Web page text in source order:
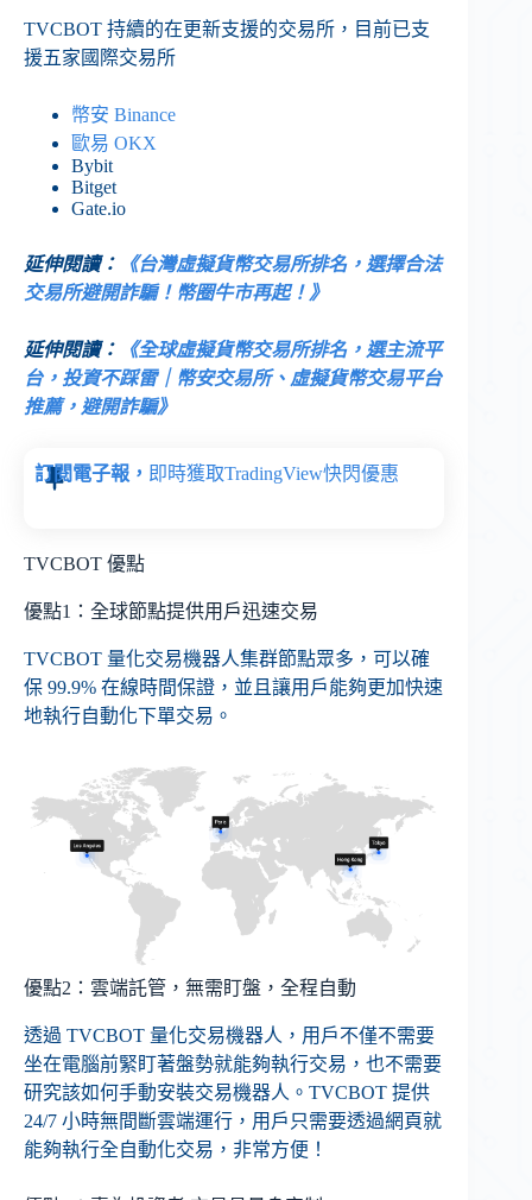
TVCBOT 持續的在更新支援的交易所，目前已支
援五家國際交易所
幣安 Binance
歐易 OKX
Bybit
Bitget
Gate.io
延伸閱讀：
《台灣虛擬貨幣交易所排名，選擇合法
交易所避開詐騙！幣圈牛市再起！》
延伸閱讀：
《全球虛擬貨幣交易所排名，選主流平
台，投資不踩雷｜幣安交易所、虛擬貨幣交易平台
推薦，避開詐騙》
訂閱電子報， 即時獲取TradingView快閃優惠
TVCBOT 優點
優點1：全球節點提供用戶迅速交易
TVCBOT 量化交易機器人集群節點眾多，可以確
保 99.9% 在線時間保證，並且讓用戶能夠更加快速
地執行自動化下單交易。
優點2：雲端託管，無需盯盤，全程自動
透過 TVCBOT 量化交易機器人，用戶不僅不需要
坐在電腦前緊盯著盤勢就能夠執行交易，也不需要
研究該如何手動安裝交易機器人。TVCBOT 提供
24/7 小時無間斷雲端運行，用戶只需要透過網頁就
能夠執行全自動化交易，非常方便！